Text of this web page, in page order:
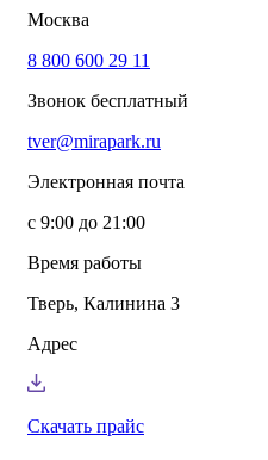
Оборудование для
Спортивное
Малые
Услуги
Озеленение
Монтаж детских
Резиновые
Установка МАФ
Доставка и оплата в Твери
Москва
8 800 600 29 11
Звонок бесплатный
tver@mirapark.ru
Электронная почта
с 9:00 до 21:00
Время работы
Тверь, Калинина 3
Адрес
Скачать прайс